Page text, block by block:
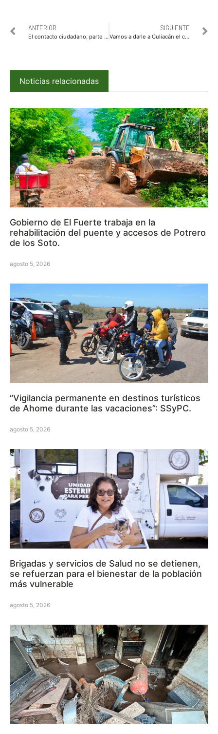
ANTERIOR
El contacto ciudadano, parte fundamental para el trabajo conjunto y de propuestas: Miguel Ángel Orduño.
SIGUIENTE
Vamos a darle a Culiacán el calor humano que actualmente no tiene: Faustino Hernández
Noticias relacionadas
Gobierno de El Fuerte trabaja en la
rehabilitación del puente y accesos de Potrero
de los Soto.
agosto 5, 2026
“Vigilancia permanente en destinos turísticos
de Ahome durante las vacaciones”: SSyPC.
agosto 5, 2026
Brigadas y servicios de Salud no se detienen,
se refuerzan para el bienestar de la población
más vulnerable
agosto 5, 2026